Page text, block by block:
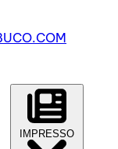
IMPRESSO